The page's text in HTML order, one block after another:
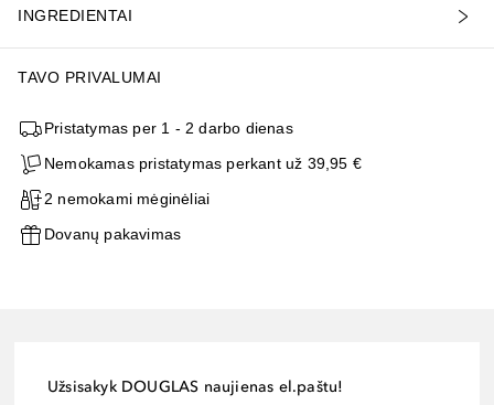
INGREDIENTAI
TAVO PRIVALUMAI
Pristatymas per 1 - 2 darbo dienas
Nemokamas pristatymas perkant už 39,95 €
2 nemokami mėginėliai
Dovanų pakavimas
Užsisakyk DOUGLAS naujienas el.paštu!